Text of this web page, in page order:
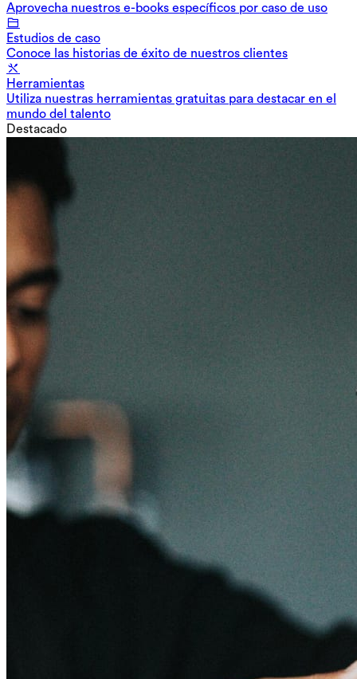
Aprovecha nuestros e-books específicos por caso de uso
Estudios de caso
Conoce las historias de éxito de nuestros clientes
Herramientas
Utiliza nuestras herramientas gratuitas para destacar en el
mundo del talento
Destacado